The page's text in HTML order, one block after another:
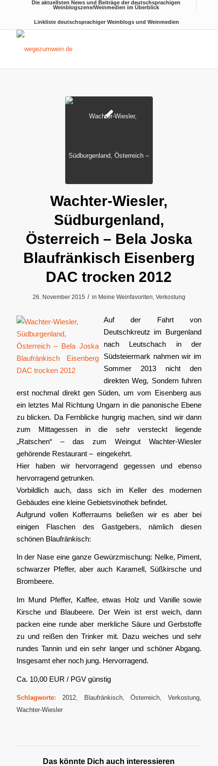
Die aktuellsten News und Beiträge der deutschsprachigen
Weinblogszene/Weinmedien im Überblick
Linkliste deutschsprachiger Weinblogs und Weinmedien
Wachter-Wiesler,
Südburgenland,
Österreich – Bela Joska
Blaufränkisch Eisenberg
DAC trocken 2012
26. November 2015 / in Meine Weinfavoriten, Verkostung
Auf der Fahrt von
Deutschkreutz im Burgenland
nach Leutschach in der
Südsteiermark nahmen wir im
Sommer 2013 nicht den
direkten Weg, Sondern fuhren
erst nochmal direkt gen Süden, um vom Eisenberg aus
ein letztes Mal Richtung Ungarn in die panonische Ebene
zu blicken. Da Fernblicke hungrig machen, sind wir dann
zum Mittagessen in die sehr versteckt liegende
„Ratschen“ – das zum Weingut Wachter-Wiesler
gehörende Restaurant – eingekehrt.
Hier haben wir hervorragend gegessen und ebenso
hervorragend getrunken.
Vorbildlich auch, dass sich im Keller des modernen
Gebäudes eine kleine Gebietsvinothek befindet.
Aufgrund vollen Kofferraums beließen wir es aber bei
einigen Flaschen des Gastgebers, nämlich diesen
schönen Blaufränkisch:
In der Nase eine ganze Gewürzmischung: Nelke, Piment,
schwarzer Pfeffer, aber auch Karamell, Süßkirsche und
Brombeere.
Im Mund Pfeffer, Kaffee, etwas Holz und Vanille sowie
Kirsche und Blaubeere. Der Wein ist erst weich, dann
packen eine runde aber merkliche Säure und Gerbstoffe
zu und reißen den Trinker mit. Dazu weiches und sehr
rundes Tannin und ein sehr langer und schöner Abgang.
Insgesamt eher noch jung. Hervorragend.
Ca. 10,00 EUR / PGV günstig
Schlagworte: 2012, Blaufränkisch,Österreich ,Verkostung
Wachter-Wiesler
Das könnte Dich auch interessieren